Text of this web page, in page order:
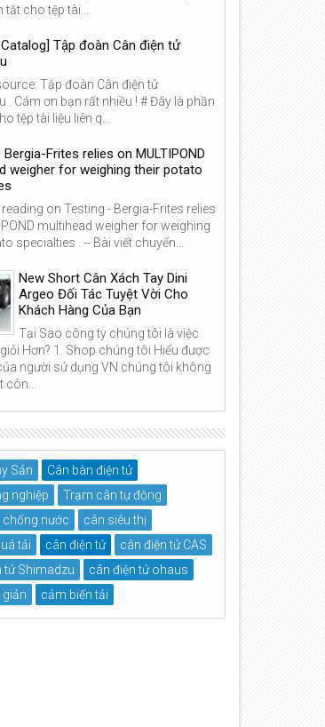
cho tệp tài...
Catalog] Tập đoàn Cân điện tử
Tập đoàn Cân điện tử
. Cám ơn bạn rất nhiều ! # Đây là phần
tệp tài liệu liên q...
Frites relies on MULTIPOND
weigher for weighing their potato
on Testing - Bergia-Frites relies
multihead weigher for weighing
specialties . -- Bài viết chuyển...
New Short Cân Xách Tay Dini
Argeo Đối Tác Tuyệt Vời Cho
Khách Hàng Của Bạn
Tại Sao công ty chúng tôi là việc
Hơn? 1. Shop chúng tôi Hiểu được
người sử dụng VN chúng tôi không
Sản
Cân bàn điện tử
nghiệp
Trạm cân tự động
chống nước
cân siêu thị
tải
cân điện tử
cân điện tử CAS
tử Shimadzu
cân điện tử ohaus
giản
cảm biến tải